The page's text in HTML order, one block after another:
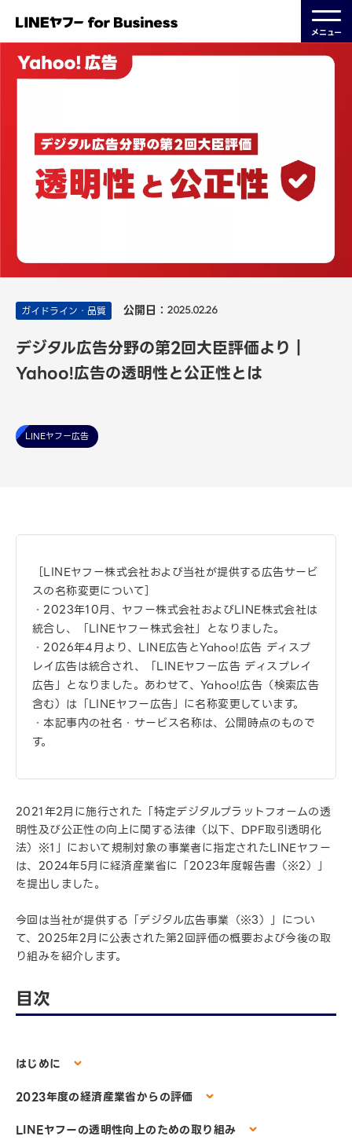
メニュー
ガイドライン・品質 公開日： 2025.02.26
デジタル広告分野の第2回大臣評価より｜
Yahoo!広告の透明性と公正性とは
LINEヤフー広告
［LINEヤフー株式会社および当社が提供する広告サービ
スの名称変更について］
・2023年10月、ヤフー株式会社およびLINE株式会社は
統合し、「LINEヤフー株式会社」となりました。
・2026年4月より、LINE広告とYahoo!広告 ディスプ
レイ広告は統合され、「LINEヤフー広告 ディスプレイ
広告」となりました。あわせて、Yahoo!広告（検索広告
含む）は「LINEヤフー広告」に名称変更しています。
・本記事内の社名・サービス名称は、公開時点のもので
す。
2021年2月に施行された「特定デジタルプラットフォームの透
明性及び公正性の向上に関する法律（以下、DPF取引透明化
法）※1」において規制対象の事業者に指定されたLINEヤフー
は、2024年5月に経済産業省に「2023年度報告書（※2）」
を提出しました。
今回は当社が提供する「デジタル広告事業（※3）」につい
て、2025年2月に公表された第2回評価の概要および今後の取
り組みを紹介します。
目次
はじめに
2023年度の経済産業省からの評価
LINEヤフーの透明性向上のための取り組み